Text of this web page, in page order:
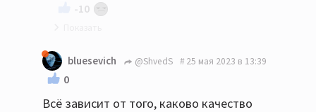
-10
Так и я Вам ни в коем случае не претензию :)
bluesevich @ShvedS 25 мая 2023 в 13:39
0
Всё зависит от того, каково качество